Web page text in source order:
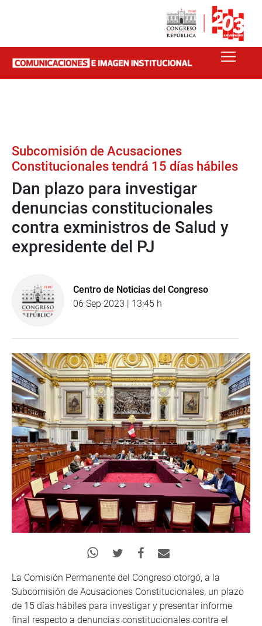
Subcomisión de Acusaciones
Constitucionales tendrá 15 días hábiles
Dan plazo para investigar
denuncias constitucionales
contra exministros de Salud y
expresidente del PJ
Centro de Noticias del Congreso
06 Sep 2023 | 13:45 h
La Comisión Permanente del Congreso otorgó, a la
Subcomisión de Acusaciones Constitucionales, un plazo
de 15 días hábiles para investigar y presentar informe
final respecto a denuncias constitucionales contra el